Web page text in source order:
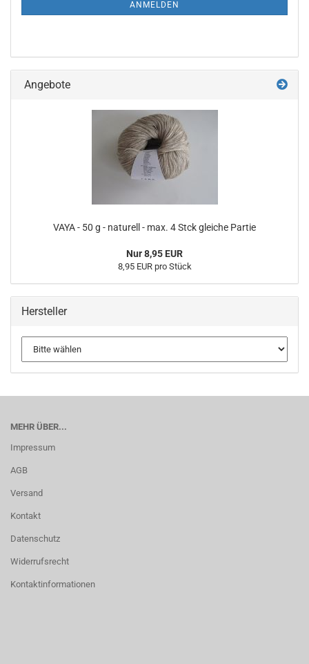
ANMELDEN
Angebote
VAYA - 50 g - naturell - max. 4 Stck gleiche Partie
Nur 8,95 EUR
8,95 EUR pro Stück
Hersteller
MEHR ÜBER...
Impressum
AGB
Versand
Kontakt
Datenschutz
Widerrufsrecht
Kontaktinformationen